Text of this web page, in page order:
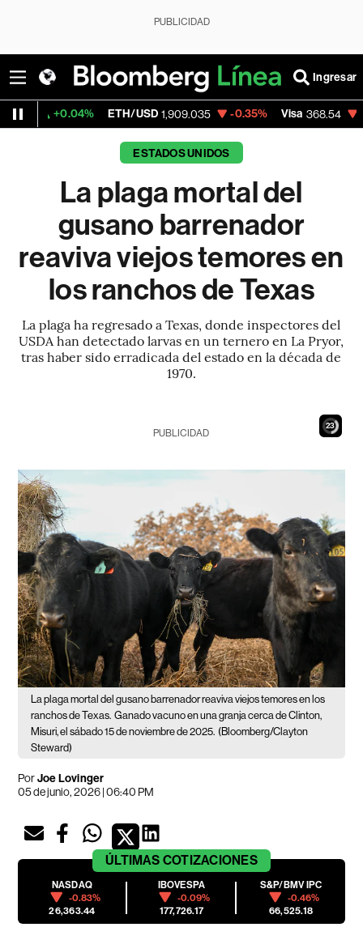
PUBLICIDAD
Ingresar
ETH/USD 1,909.035 -0.35% Visa 368.54 -0.28%
ESTADOS UNIDOS
La plaga mortal del
gusano barrenador
reaviva viejos temores en
los ranchos de Texas
La plaga ha regresado a Texas, donde inspectores del
USDA han detectado larvas en un ternero en La Pryor,
tras haber sido erradicada del estado en la década de
1970.
21
PUBLICIDAD
La plaga mortal del gusano barrenador reaviva viejos temores en los
ranchos de Texas. Ganado vacuno en una granja cerca de Clinton,
Misuri, el sábado 15 de noviembre de 2025. (Bloomberg/Clayton
Steward)
PorJoe Lovinger
05 de junio, 2026 | 06:40 PM
ÚLTIMAS COTIZACIONES
NASDAQ
-0.83%
26,363.44
IBOVESPA
-0.09%
177,726.17
S&P/BMV IPC
-0.46%
66,525.18